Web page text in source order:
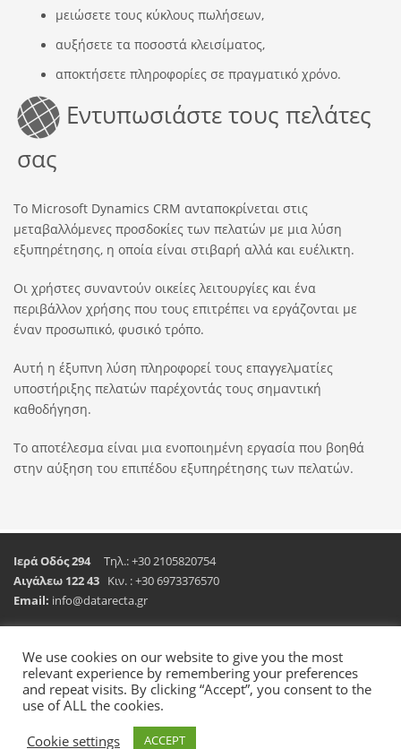
μειώσετε τους κύκλους πωλήσεων,
αυξήσετε τα ποσοστά κλεισίματος,
αποκτήσετε πληροφορίες σε πραγματικό χρόνο.
Εντυπωσιάστε τους πελάτες
σας
Το Microsoft Dynamics CRM ανταποκρίνεται στις
μεταβαλλόμενες προσδοκίες των πελατών με μια λύση
εξυπηρέτησης, η οποία είναι στιβαρή αλλά και ευέλικτη.
Οι χρήστες συναντούν οικείες λειτουργίες και ένα
περιβάλλον χρήσης που τους επιτρέπει να εργάζονται με
έναν προσωπικό, φυσικό τρόπο.
Αυτή η έξυπνη λύση πληροφορεί τους επαγγελματίες
υποστήριξης πελατών παρέχοντάς τους σημαντική
καθοδήγηση.
Το αποτέλεσμα είναι μια ενοποιημένη εργασία που βοηθά
στην αύξηση του επιπέδου εξυπηρέτησης των πελατών.
Ιερά Οδός 294Τηλ.: +30 2105820754
Αιγάλεω 122 43 Κιν. : +30 6973376570
Email: info@datarecta.gr
GET SOCIAL
© 2008-2024Data Recta. All rights reserved.
We use cookies on our website to give you the most
relevant experience by remembering your preferences
and repeat visits. By clicking “Accept”, you consent to the
use of ALL the cookies.
Cookie settings
ACCEPT